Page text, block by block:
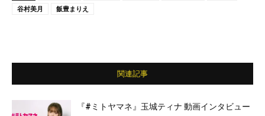
谷村美月
飯豊まりえ
関連記事
『#ミトヤマネ』玉城ティナ 動画インタビュー